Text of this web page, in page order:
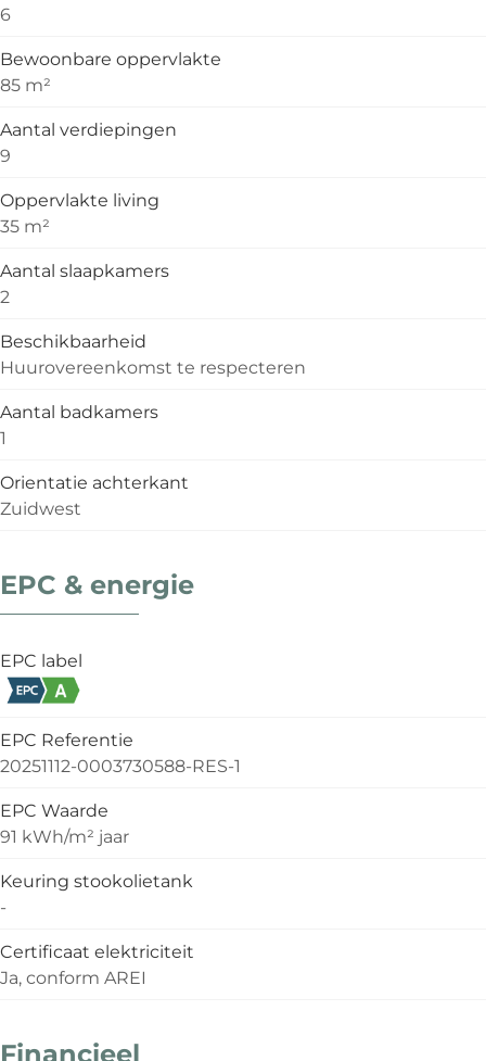
6
Bewoonbare oppervlakte
85 m²
Aantal verdiepingen
9
Oppervlakte living
35 m²
Aantal slaapkamers
2
Beschikbaarheid
Huurovereenkomst te respecteren
Aantal badkamers
1
Orientatie achterkant
Zuidwest
EPC & energie
EPC label
EPC Referentie
20251112-0003730588-RES-1
EPC Waarde
91 kWh/m² jaar
Keuring stookolietank
-
Certificaat elektriciteit
Ja, conform AREI
Financieel